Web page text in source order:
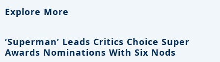
Explore More
‘Superman’ Leads Critics Choice Super
Awards Nominations With Six Nods